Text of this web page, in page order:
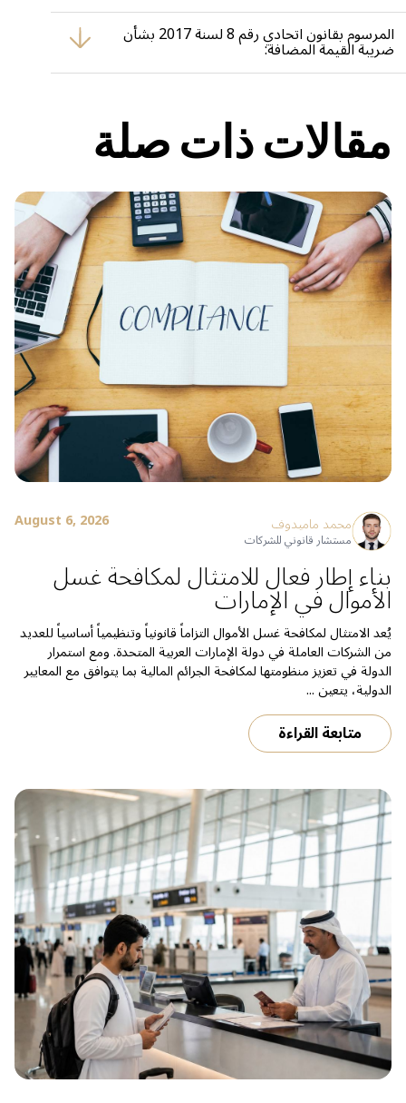
المرسوم بقانون اتحادي رقم 20 لسنة 2018 بشأن مكافحة غسل
الأموال وتمويل الإرهاب: يفرض متطلبات على الشركات لمنع غسل
الأموال وتمويل الإرهاب. يتطلب من الشركات الحفاظ على معلومات
دقيقة وتقديم تقارير حول المالكين الفعليين النهائيين (UBOs).
المرسوم بقانون اتحادي رقم 8 لسنة 2017 بشأن ضريبة القيمة المضافة:
يقدم ضريبة القيمة المضافة في الإمارات ويحدد متطلبات الامتثال.
مقالات ذات صلة
محمد ماميدوف
مستشار قانوني للشركات
August 6, 2026
بناء إطار فعال للامتثال لمكافحة غسل
الأموال في الإمارات
يُعد الامتثال لمكافحة غسل الأموال التزاماً قانونياً وتنظيمياً أساسياً للعديد
من الشركات العاملة في دولة الإمارات العربية المتحدة. ومع استمرار
الدولة في تعزيز منظومتها لمكافحة الجرائم المالية بما يتوافق مع المعايير
الدولية، يتعين ...
متابعة القراءة